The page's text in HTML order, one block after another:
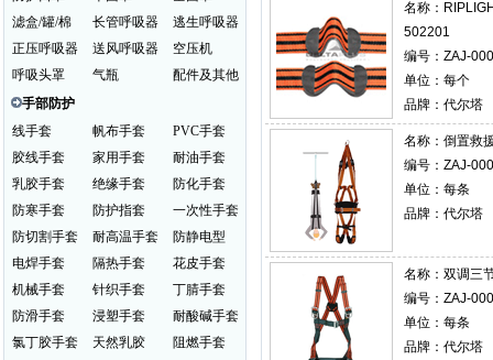
滤盒/罐/棉
长管呼吸器
逃生呼吸器
正压呼吸器
送风呼吸器
空压机
呼吸头罩
气瓶
配件及其他
手部防护
线手套
帆布手套
PVC手套
胶线手套
家用手套
耐油手套
乳胶手套
绝缘手套
防化手套
防寒手套
防护指套
一次性手套
防切割手套
耐高温手套
防静电型
电焊手套
隔热手套
花皮手套
机械手套
针织手套
丁腈手套
防滑手套
浸塑手套
耐酸碱手套
氯丁胶手套
天然乳胶
阻燃手套
名称：
502201
编号：ZAJ-
单位：每个
品牌：代尔塔
名称： 倒置救
编号：ZAJ-
单位：每条
品牌：代尔塔
名称： 双调三
编号：ZAJ-
单位：每条
品牌：代尔塔